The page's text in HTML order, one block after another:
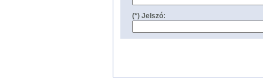
(*) Jelszó: